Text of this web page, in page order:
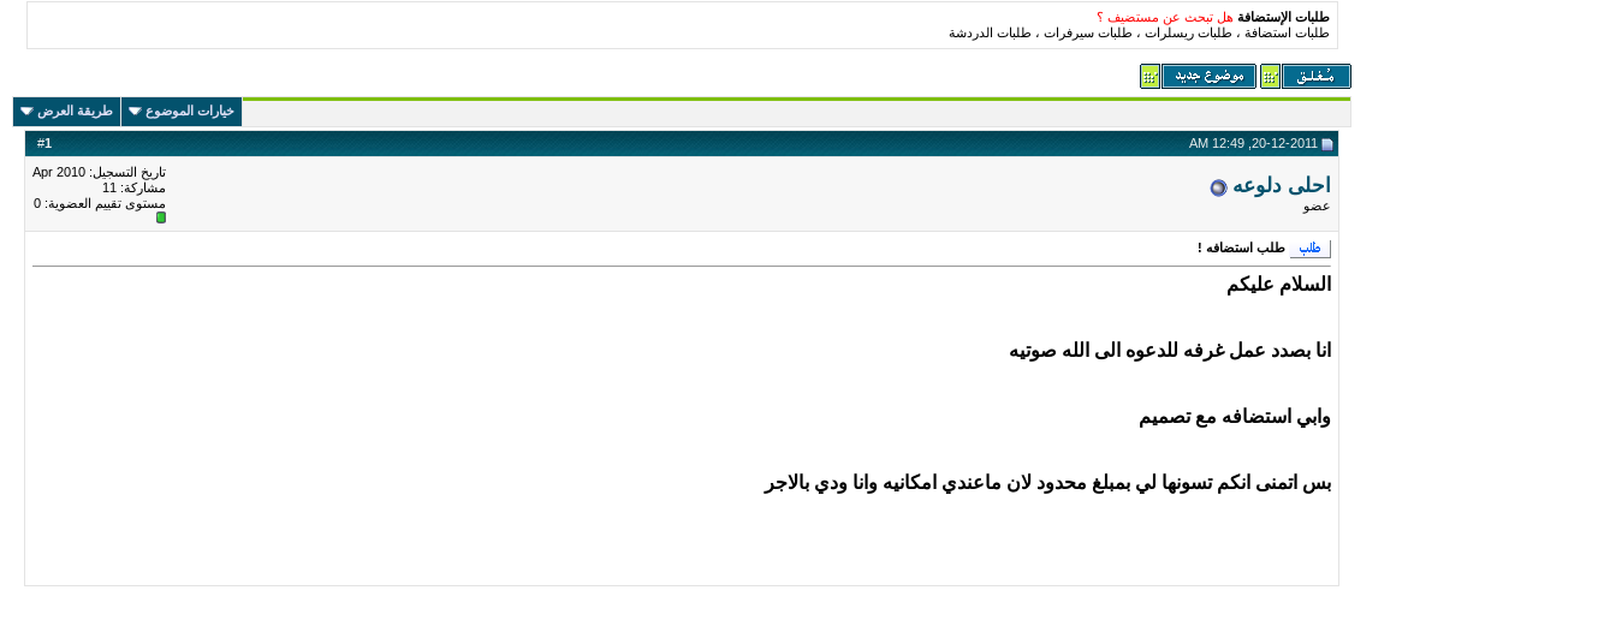
طلبات الإستضافة هل تبحث عن مستضيف ؟
طلبات استضافة ، طلبات ريسلرات ، طلبات سيرفرات ، طلبات الدردشة
خيارات الموضوع طريقة العرض
#1
احلى دلوعه
عضو
تاريخ التسجيل: Apr 2010
مشاركة: 11
مستوى تقييم العضوية: 0
طلب استضافه !
السلام عليكم
انا بصدد عمل غرفه للدعوه الى الله صوتيه
وابي استضافه مع تصميم
بس اتمنى انكم تسونها لي بمبلغ محدود لان ماعندي امكانيه وانا ودي بالاجر